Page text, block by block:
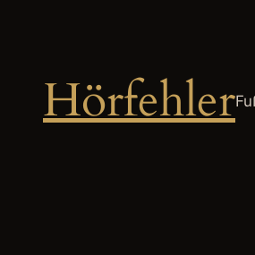
Hörfehler